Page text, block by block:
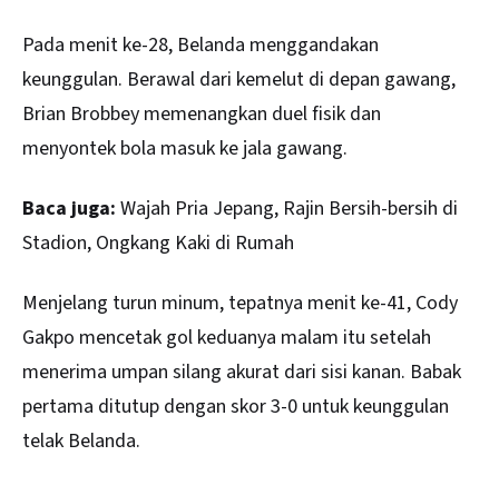
Pada menit ke-28, Belanda menggandakan
keunggulan. Berawal dari kemelut di depan gawang,
Brian Brobbey memenangkan duel fisik dan
menyontek bola masuk ke jala gawang.
Baca juga: Wajah Pria Jepang, Rajin Bersih-bersih di
Stadion, Ongkang Kaki di Rumah
Menjelang turun minum, tepatnya menit ke-41, Cody
Gakpo mencetak gol keduanya malam itu setelah
menerima umpan silang akurat dari sisi kanan. Babak
pertama ditutup dengan skor 3-0 untuk keunggulan
telak Belanda.